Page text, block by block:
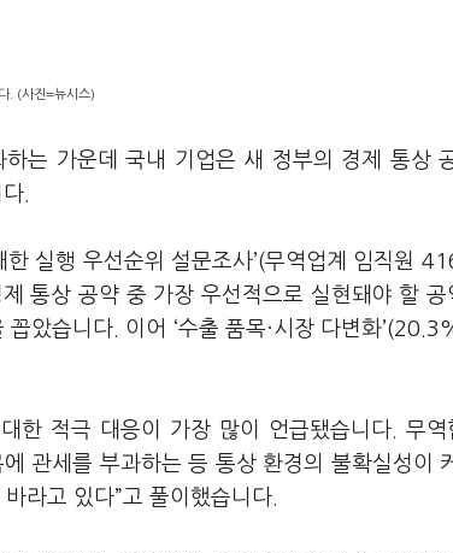
. (사진=뉴시스)
는 가운데 국내 기업은 새 정부의 경제 통상
실행 우선순위 설문조사’(무역업계 임직원
통상 공약 중 가장 우선적으로 실현돼야 할 공
꼽았습니다 이어 ‘수출 품목·시장 다변화
한 적극 대응이 가장 많이 언급됐습니다.무역
관세를 부과하는 등 통상 환경의 불확실성이
라고 있다”고 풀이했습니다